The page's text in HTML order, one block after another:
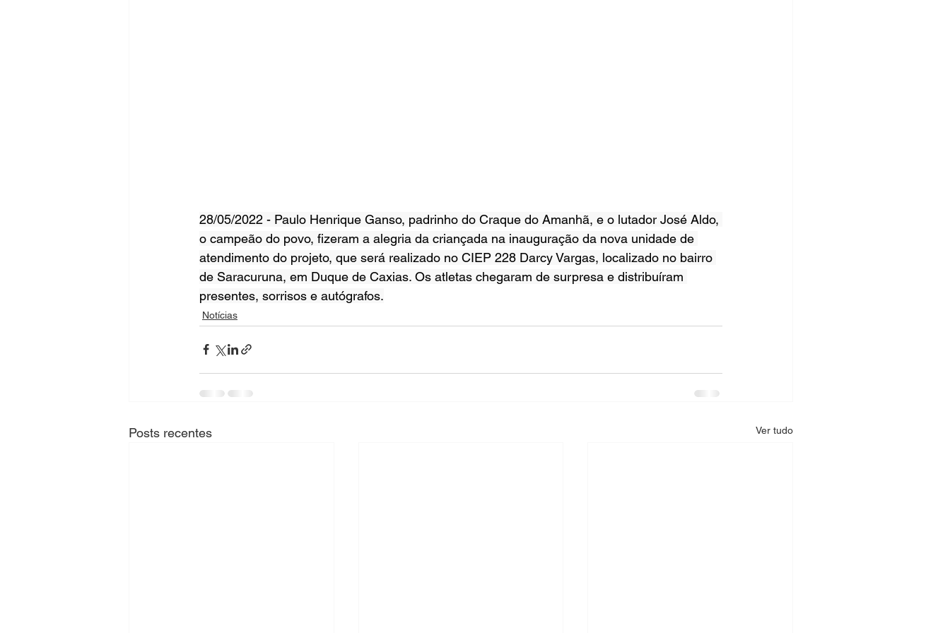
28/05/2022 - Paulo Henrique Ganso, padrinho do Craque do Amanhã, e o lutador José Aldo,
o campeão do povo, fizeram a alegria da criançada na inauguração da nova unidade de
atendimento do projeto, que será realizado no CIEP 228 Darcy Vargas, localizado no bairro
de Saracuruna, em Duque de Caxias. Os atletas chegaram de surpresa e distribuíram
presentes, sorrisos e autógrafos.
Notícias
Posts recentes Ver tudo